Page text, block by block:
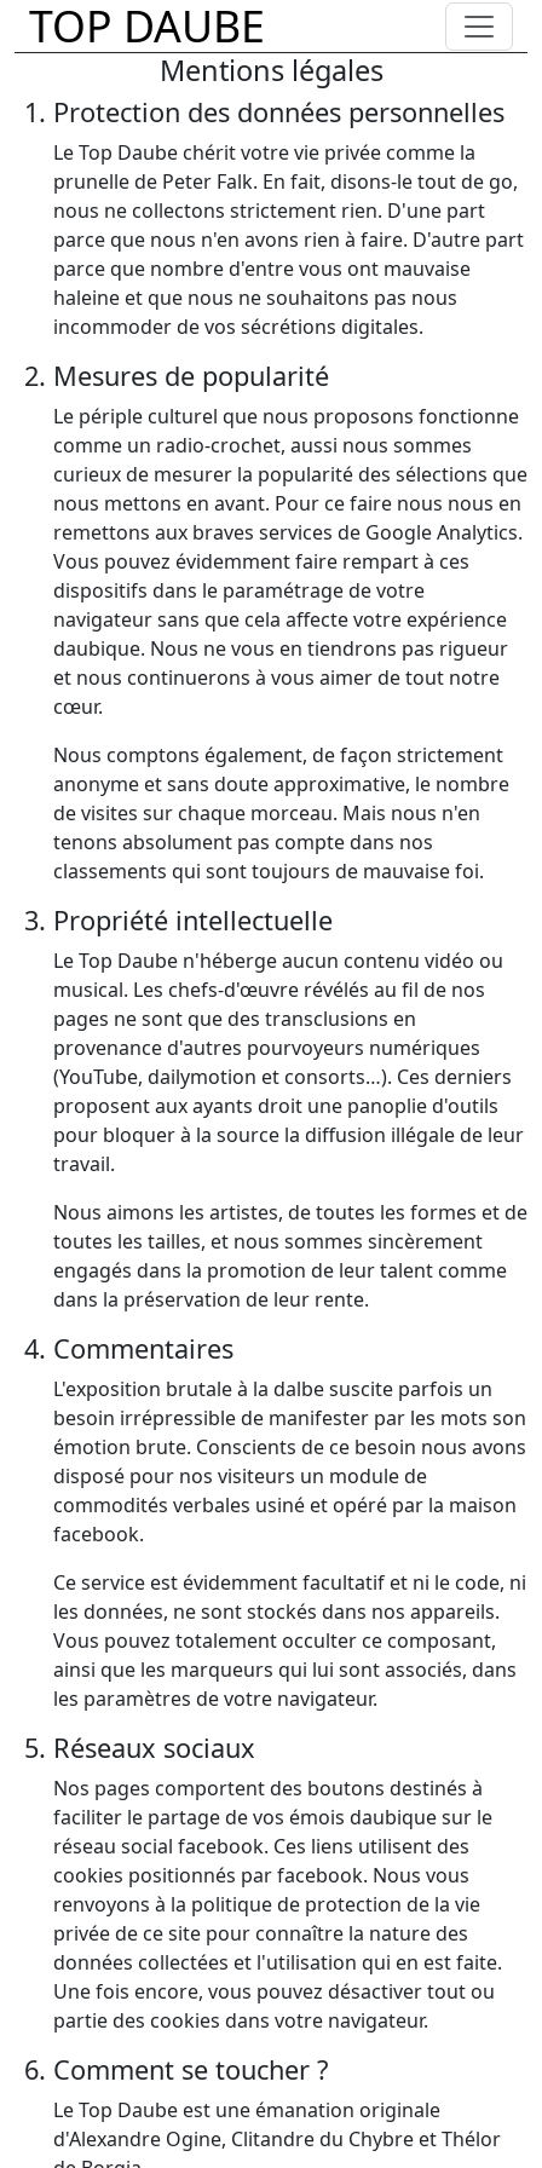
TOP DAUBE
Mentions légales
Protection des données personnelles
Le Top Daube chérit votre vie privée comme la
prunelle de Peter Falk. En fait, disons-le tout de go,
nous ne collectons strictement rien. D'une part
parce que nous n'en avons rien à faire. D'autre part
parce que nombre d'entre vous ont mauvaise
haleine et que nous ne souhaitons pas nous
incommoder de vos sécrétions digitales.
Mesures de popularité
Le périple culturel que nous proposons fonctionne
comme un radio-crochet, aussi nous sommes
curieux de mesurer la popularité des sélections que
nous mettons en avant. Pour ce faire nous nous en
remettons aux braves services de Google Analytics.
Vous pouvez évidemment faire rempart à ces
dispositifs dans le paramétrage de votre
navigateur sans que cela affecte votre expérience
daubique. Nous ne vous en tiendrons pas rigueur
et nous continuerons à vous aimer de tout notre
cœur.
Nous comptons également, de façon strictement
anonyme et sans doute approximative, le nombre
de visites sur chaque morceau. Mais nous n'en
tenons absolument pas compte dans nos
classements qui sont toujours de mauvaise foi.
Propriété intellectuelle
Le Top Daube n'héberge aucun contenu vidéo ou
musical. Les chefs-d'œuvre révélés au fil de nos
pages ne sont que des transclusions en
provenance d'autres pourvoyeurs numériques
(YouTube, dailymotion et consorts…). Ces derniers
proposent aux ayants droit une panoplie d'outils
pour bloquer à la source la diffusion illégale de leur
travail.
Nous aimons les artistes, de toutes les formes et de
toutes les tailles, et nous sommes sincèrement
engagés dans la promotion de leur talent comme
dans la préservation de leur rente.
Commentaires
L'exposition brutale à la dalbe suscite parfois un
besoin irrépressible de manifester par les mots son
émotion brute. Conscients de ce besoin nous avons
disposé pour nos visiteurs un module de
commodités verbales usiné et opéré par la maison
facebook.
Ce service est évidemment facultatif et ni le code, ni
les données, ne sont stockés dans nos appareils.
Vous pouvez totalement occulter ce composant,
ainsi que les marqueurs qui lui sont associés, dans
les paramètres de votre navigateur.
Réseaux sociaux
Nos pages comportent des boutons destinés à
faciliter le partage de vos émois daubique sur le
réseau social facebook. Ces liens utilisent des
cookies positionnés par facebook. Nous vous
renvoyons à la politique de protection de la vie
privée de ce site pour connaître la nature des
données collectées et l'utilisation qui en est faite.
Une fois encore, vous pouvez désactiver tout ou
partie des cookies dans votre navigateur.
Comment se toucher ?
Le Top Daube est une émanation originale
d'Alexandre Ogine, Clitandre du Chybre et Thélor